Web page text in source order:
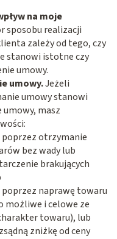
na moje
sposobu realizacji
zależy od tego, czy
stanowi istotne czy
umowy.
umowy.Jeżeli
umowy stanowi
masz
poprzez otrzymanie
bez wady lub
brakujących
poprzez naprawę towaru
możliwe i celowe ze
towaru), lub
zniżkę od ceny